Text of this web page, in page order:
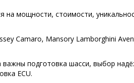
на мощности, стоимости,
Camaro, Mansory Lamborghini
важны подготовка шасси, выбор
ECU.